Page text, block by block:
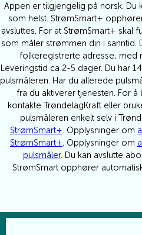
Appen er tilgjengelig på norsk. Du
som helst. StrømSmart+
avsluttes. For at StrømSmart+ skal
som måler strømmen din i sanntid.
folkeregistrerte adresse, med
Leveringstid ca 2-5 dager. Du har
pulsmåleren. Har du allerede
fra du aktiverer tjenesten. For
kontakte TrøndelagKraft eller
pulsmåleren enkelt selv i
StrømSmart+. Opplysninger om
StrømSmart+. Opplysninger om
pulsmåler. Du kan avslutte
StrømSmart opphører